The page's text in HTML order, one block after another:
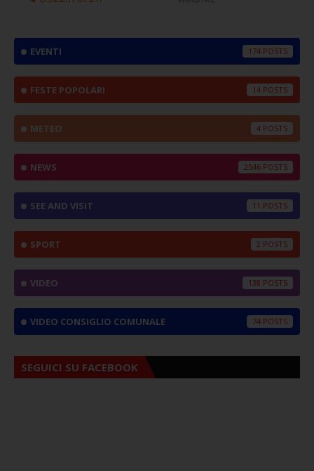
EVENTI 174
FESTE POPOLARI 14
METEO 4
NEWS 2546
SEE AND VISIT 11
SPORT 2
VIDEO 138
VIDEO CONSIGLIO COMUNALE 74
SEGUICI SU FACEBOOK